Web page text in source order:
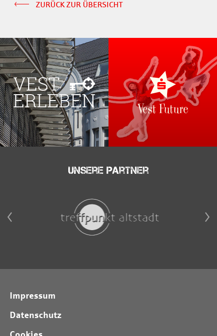
ZURÜCK ZUR ÜBERSICHT
Unsere Partner
Impressum
Datenschutz